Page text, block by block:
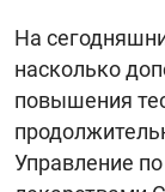
На
насколько
повышения
Управление